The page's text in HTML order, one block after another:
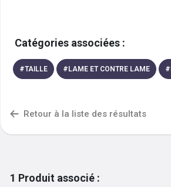
Catégories associées :
#TAILLE # LAME ET CONTRE LAME #
Retour à la liste des résultats
1 Produit associé :